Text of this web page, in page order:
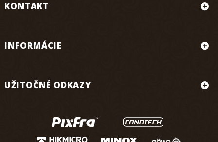
KONTAKT
INFORMÁCIE
UŽITOČNÉ ODKAZY